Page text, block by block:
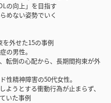
」を目指す
ない姿勢でいく
外せた15の事例
男性。
配から、長期間拘束が外
精神障害の50代女性。
衝動行為が止まらず、
事例